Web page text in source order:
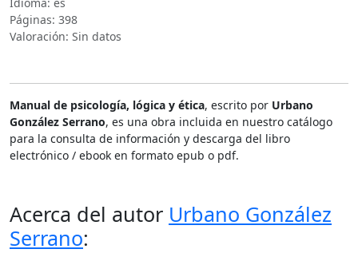
Páginas: 398
Valoración: Sin datos
Manual de psicología, lógica y ética, escrito por Urbano
González Serrano, es una obra incluida en nuestro catálogo
para la consulta de información y descarga del libro
electrónico / ebook en formato epub o pdf.
Acerca del autor Urbano González
Serrano: